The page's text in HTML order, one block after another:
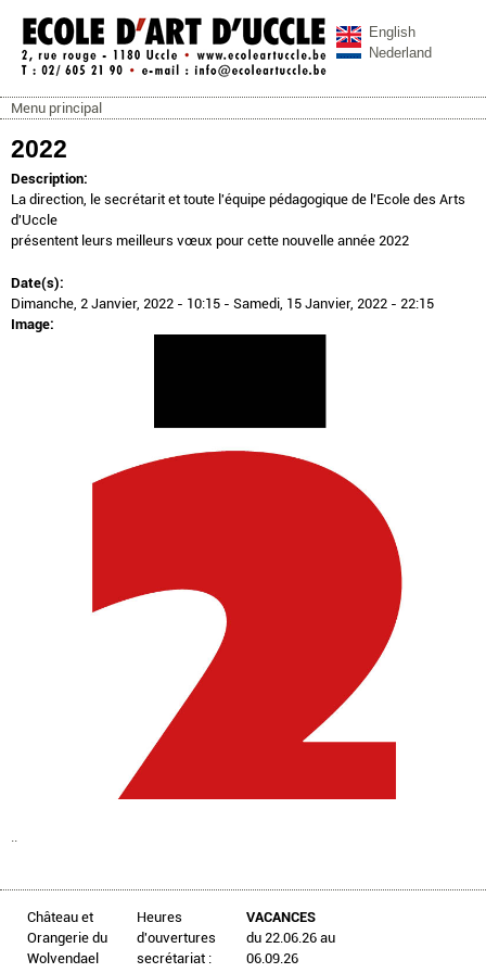
Aller au contenu principal
ecoleartuccle.be
English
Nederland
Menu principal
Menu principal
2022
Description:
La direction, le secrétarit et toute l'équipe pédagogique de l'Ecole des Arts
d'Uccle
présentent leurs meilleurs vœux pour cette nouvelle année 2022
Date(s):
Dimanche, 2 Janvier, 2022 - 10:15 - Samedi, 15 Janvier, 2022 - 22:15
Image:
Château et
Orangerie du
Wolvendael
Heures
d'ouvertures
secrétariat :
VACANCES
du 22.06.26 au
06.09.26